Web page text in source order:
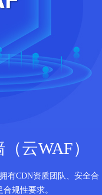
云WAF）
有CDN资质团队、安全合
规性要求。